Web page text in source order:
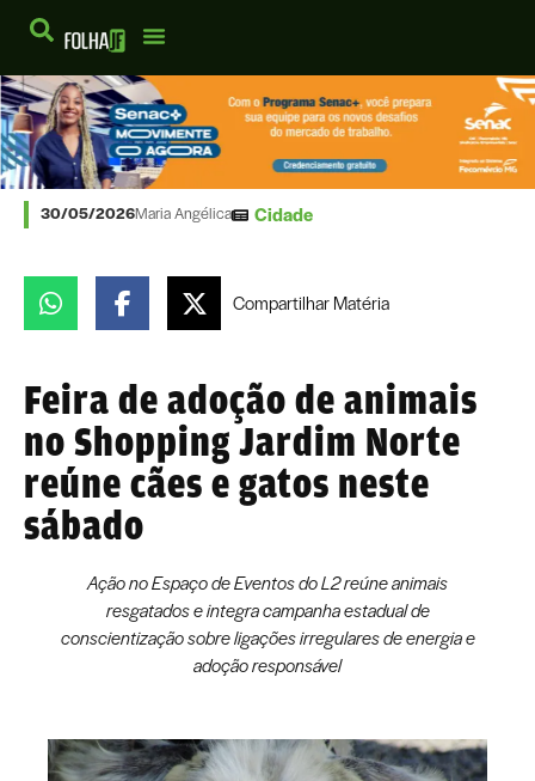
30/05/2026Maria Angélica Cidade
CompartilharMatéria
Feira de adoção de animais
no Shopping Jardim Norte
reúne cães e gatos neste
sábado
Ação no Espaço de Eventos do L2 reúne animais
resgatados e integra campanha estadual de
conscientização sobre ligações irregulares de energia e
adoção responsável